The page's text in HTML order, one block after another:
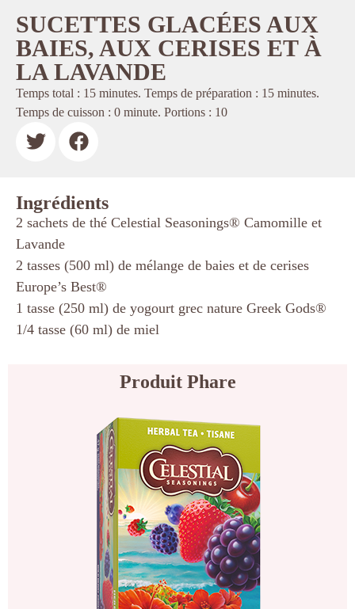
SUCETTES GLACÉES AUX
BAIES, AUX CERISES ET À
LA LAVANDE
Temps total : 15 minutes. Temps de préparation : 15 minutes.
Temps de cuisson : 0 minute. Portions : 10
Ingrédients
2 sachets de thé Celestial Seasonings® Camomille et
Lavande
2 tasses (500 ml) de mélange de baies et de cerises
Europe’s Best®
1 tasse (250 ml) de yogourt grec nature Greek Gods®
1/4 tasse (60 ml) de miel
Produit Phare